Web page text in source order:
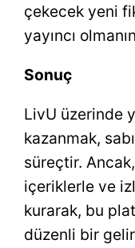
çekecek yeni
yayıncı
Sonuç
LivU üzerinde
kazanmak,
süreçtir.
içeriklerle ve
kurarak, bu
düzenli bir